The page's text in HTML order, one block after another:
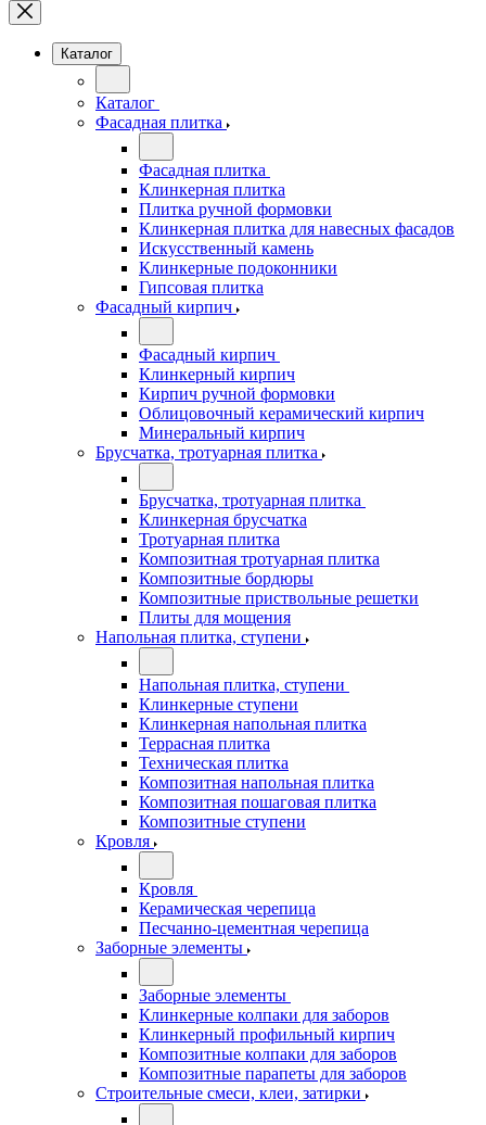
Каталог
Каталог
Фасадная плитка
Фасадная плитка
Клинкерная плитка
Плитка ручной формовки
Клинкерная плитка для навесных фасадов
Искусственный камень
Клинкерные подоконники
Гипсовая плитка
Фасадный кирпич
Фасадный кирпич
Клинкерный кирпич
Кирпич ручной формовки
Облицовочный керамический кирпич
Минеральный кирпич
Брусчатка, тротуарная плитка
Брусчатка, тротуарная плитка
Клинкерная брусчатка
Тротуарная плитка
Композитная тротуарная плитка
Композитные бордюры
Композитные приствольные решетки
Плиты для мощения
Напольная плитка, ступени
Напольная плитка, ступени
Клинкерные ступени
Клинкерная напольная плитка
Террасная плитка
Техническая плитка
Композитная напольная плитка
Композитная пошаговая плитка
Композитные ступени
Кровля
Кровля
Керамическая черепица
Песчанно-цементная черепица
Заборные элементы
Заборные элементы
Клинкерные колпаки для заборов
Клинкерный профильный кирпич
Композитные колпаки для заборов
Композитные парапеты для заборов
Строительные смеси, клеи, затирки